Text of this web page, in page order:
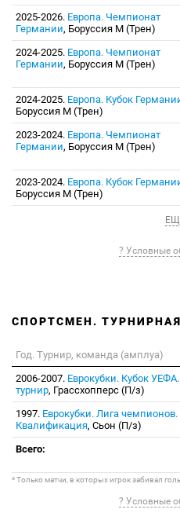
2025-2026. Европа. Чемпионат
Германии, Боруссия М (Трен)
2024-2025. Европа. Чемпионат
Германии, Боруссия М (Трен)
2024-2025. Европа. Кубок
Боруссия М (Трен)
2023-2024. Европа. Чемпионат
Германии, Боруссия М (Трен)
2023-2024. Европа. Кубок
Боруссия М (Трен)
? Условные
СПОРТСМЕН.
Год. Турнир, команда (амплуа)
2006-2007. Еврокубки. Кубок
турнир, Грассхопперс (П/з)
1997. Еврокубки. Лига чемпионов.
Квалификация, Сьон (П/з)
Всего:
* Только матчи, в которых игрок забивал
? Условные